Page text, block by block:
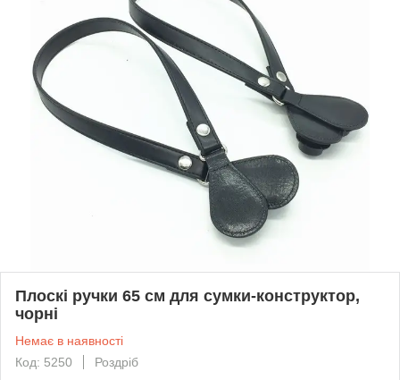
Плоскі ручки 65 см для сумки-конструктор,
чорні
Немає в наявності
Код: 5250
Роздріб